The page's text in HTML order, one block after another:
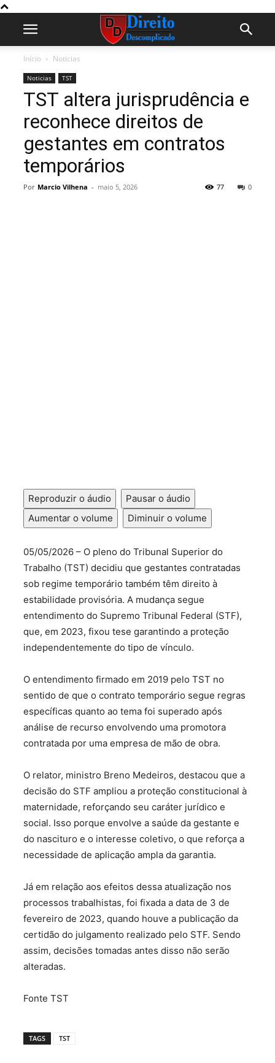
Início Noticias
Noticias TST
TST altera jurisprudência e
reconhece direitos de
gestantes em contratos
temporários
Por Marcio Vilhena - maio 5, 2026 0
77
Reproduzir o áudio
Pausar o áudio
Aumentar o volume
Diminuir o volume
05/05/2026 – O pleno do Tribunal Superior do
Trabalho (TST) decidiu que gestantes contratadas
sob regime temporário também têm direito à
estabilidade provisória. A mudança segue
entendimento do Supremo Tribunal Federal (STF),
que, em 2023, fixou tese garantindo a proteção
independentemente do tipo de vínculo.
O entendimento firmado em 2019 pelo TST no
sentido de que o contrato temporário segue regras
específicas quanto ao tema foi superado após
análise de recurso envolvendo uma promotora
contratada por uma empresa de mão de obra.
O relator, ministro Breno Medeiros, destacou que a
decisão do STF ampliou a proteção constitucional à
maternidade, reforçando seu caráter jurídico e
social. Isso porque envolve a saúde da gestante e
do nascituro e o interesse coletivo, o que reforça a
necessidade de aplicação ampla da garantia.
Já em relação aos efeitos dessa atualização nos
processos trabalhistas, foi fixada a data de 3 de
fevereiro de 2023, quando houve a publicação da
certidão do julgamento realizado pelo STF. Sendo
assim, decisões tomadas antes disso não serão
alteradas.
Fonte TST
TAGS TST